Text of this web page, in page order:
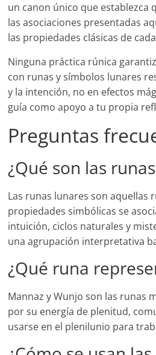
un canon único que establezca
las asociaciones presentadas
las propiedades clásicas de
Ninguna práctica rúnica
con runas y símbolos lunares
y la intención, no en efectos
guía como apoyo a tu propia
Preguntas
¿Qué son las
Las runas lunares son aquellas
propiedades simbólicas se
intuición, ciclos naturales y
una agrupación interpretativa
¿Qué runa
Mannaz y Wunjo son las runas
por su energía de plenitud,
usarse en el plenilunio para